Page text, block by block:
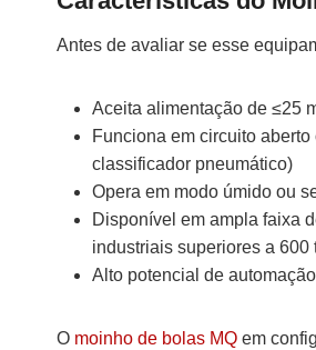
Antes de avaliar se esse
Aceita alimentação de ≤25
Funciona em circuito
classificador pneumático)
Opera em modo úmido ou
Disponível em ampla faixa
industriais superiores a 600
Alto potencial de
O moinho de bolas MQ em